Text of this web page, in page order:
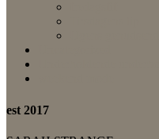
est 2017